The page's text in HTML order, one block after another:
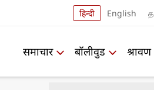
हिन्दी English
समाचार बॉलीवुड